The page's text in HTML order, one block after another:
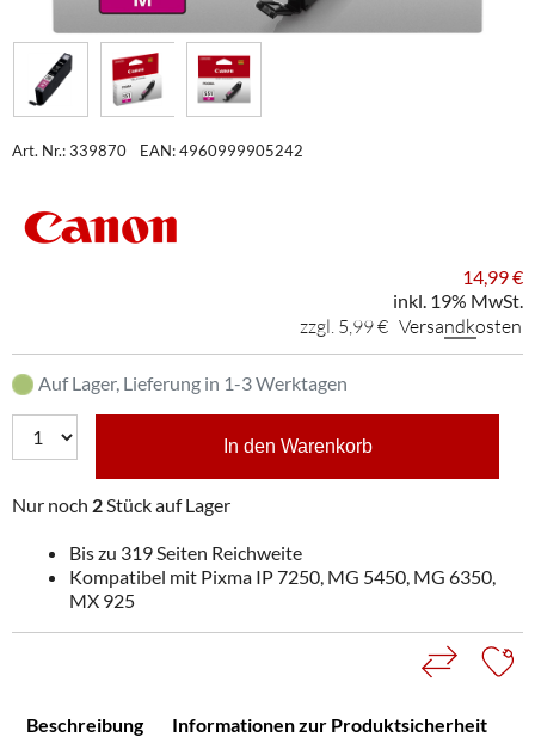
Art. Nr.: 339870 EAN: 4960999905242
14,99 €
inkl. 19% MwSt.
zzgl. 5,99 € Versandkosten
Auf Lager, Lieferung in 1-3 Werktagen
In den Warenkorb
Nur noch 2Stück auf Lager
Bis zu 319 Seiten Reichweite
Kompatibel mit Pixma IP 7250, MG 5450, MG 6350,
MX 925
Beschreibung Informationen zur Produktsicherheit